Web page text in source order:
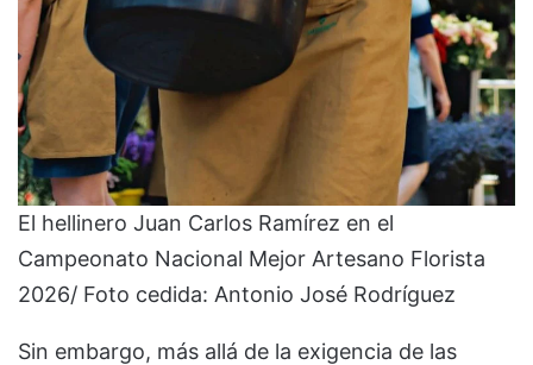
El hellinero Juan Carlos Ramírez en el
Campeonato Nacional Mejor Artesano Florista
2026/ Foto cedida: Antonio José Rodríguez
Sin embargo, más allá de la exigencia de las